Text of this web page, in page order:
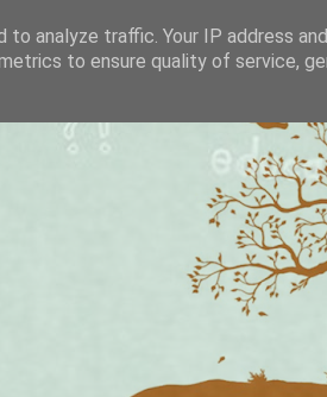
analyze traffic. Your IP address
to ensure quality of service,